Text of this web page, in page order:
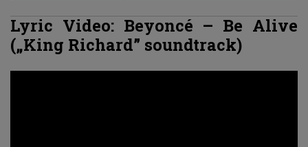
Lyric Video: Beyoncé – Be Alive
(„King Richard” soundtrack)